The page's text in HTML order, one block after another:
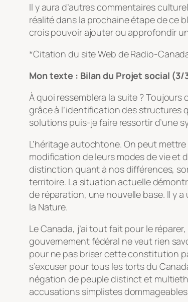
Il y aura d’autres commentaires
réalité dans la prochaine étape de ce
crois pouvoir ajouter ou approfondir
*Citation du site Web de Radio-
Mon texte : Bilan du Projet social (3/
À quoi ressemblera la suite ?
grâce à l’identification des structures
solutions puis-je faire ressortir d’une
L’héritage autochtone. On peut
modification de leurs modes de vie et
distinction quant à nos différences,
territoire. La situation actuelle
de réparation, une nouvelle base. Il y
la Nature.
Le Canada, j’ai tout fait pour le
gouvernement fédéral ne veut rien
pour ne pas briser cette constitution
s’excuser pour tous les torts du
négation de peuple distinct et
accusations simplistes